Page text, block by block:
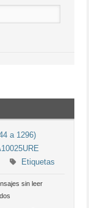
a 1296)
Etiquetas
sin leer